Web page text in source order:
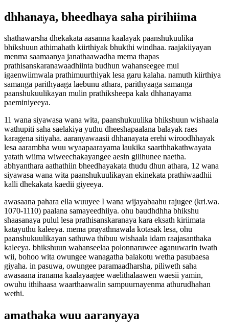
dhhanaya, bheedhaya saha pirihiima
shathawarsha dhekakata aasanna kaalayak paanshukuulika
bhikshuun athimahath kiirthiyak bhukthi windhaa. raajakiiyayan
menma saamaanya janathaawadha mema thapas
prathisanskaranawaadhiinta budhun wahanseegee mul
igaenwiimwala prathimuurthiyak lesa garu kalaha. namuth kiirthiya
samanga parithyaaga laebunu athara, parithyaaga samanga
paanshukuulikayan mulin prathiksheepa kala dhhanayama
paeminiyeeya.
11 wana siyawasa wana wita, paanshukuulika bhikshuun wishaala
wathupiti saha saelakiya yuthu dheeshapaalana balayak raes
karagena sitiyaha. aaranyawaasii dhhanayata erehi wiroodhhayak
lesa aarambha wuu wyaapaarayama laukika saarthhakathwayata
yatath wiima wiweechakayangee aesin gilihunee naetha.
abhyanthara aathathiin bheedhayakata thudu dhun athara, 12 wana
siyawasa wana wita paanshukuulikayan ekinekata prathiwaadhii
kalli dhekakata kaedii giyeeya.
awasaana pahara ella wuuyee I wana wijayabaahu rajugee (kri.wa.
1070-1110) paalana samayeedhiiya. ohu baudhdhha bhikshu
shaasanaya pulul lesa prathisanskaranaya kara eksath kiriimata
katayuthu kaleeya. mema prayathnawala kotasak lesa, ohu
paanshukuulikayan sathuwa thibuu wishaala idam raajasanthaka
kaleeya. bhikshuun wahanseelaa polonnaruwee aganuwarin iwath
wii, bohoo wita owungee wanagatha balakotu wetha pasubaesa
giyaha. in pasuwa, owungee paramaadharsha, piliweth saha
awasaana iranama kaalayaagee waelithalaawen waesii yamin,
owuhu ithihaasa waarthaawalin sampuurnayenma athurudhahan
wethi.
amathaka wuu aaranyaya